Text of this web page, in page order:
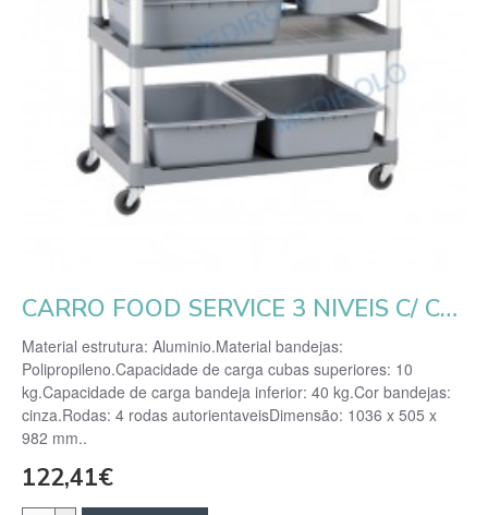
CARRO FOOD SERVICE 3 NIVEIS C/ CUBAS
Material estrutura: Aluminio.Material bandejas:
Polipropileno.Capacidade de carga cubas superiores: 10
kg.Capacidade de carga bandeja inferior: 40 kg.Cor bandejas:
cinza.Rodas: 4 rodas autorientaveisDimensão: 1036 x 505 x
982 mm..
122,41€